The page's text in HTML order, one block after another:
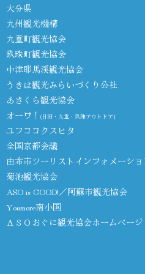
大分県
九州観光機構
九重町観光協会
玖珠町観光協会
中津耶馬渓観光協会
うきは観光みらいづくり公社
あさくら観光協会
オーワ！ (日田・九重・玖珠アウトドア)
ユフココクスヒタ
全国京都会議
由布市ツーリストインフォメーシ
菊池観光協会
ASO is GOOD!／阿蘇市観光協会
Youmore南小国
ＡＳＯおぐに観光協会ホームページ